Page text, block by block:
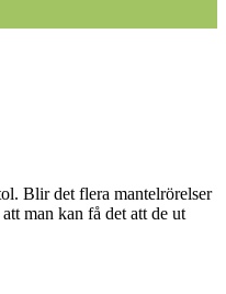
Blir det flera mantelrörelser
man kan få det att de ut